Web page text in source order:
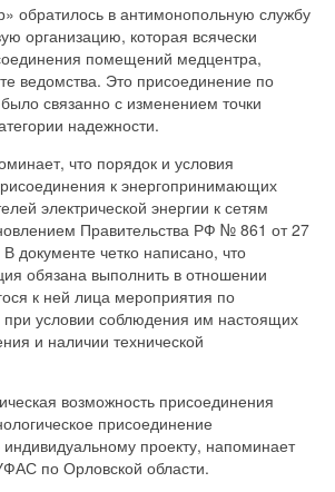
обратилось в антимонопольную службу
организацию, которая всячески
помещений медцентра,
ведомства. Это присоединение по
связанно с изменением точки
надежности.
что порядок и условия
к энергопринимающих
электрической энергии к сетям
Правительства РФ № 861 от 27
документе четко написано, что
обязана выполнить в отношении
к ней лица мероприятия по
условии соблюдения им настоящих
и наличии технической
возможность присоединения
присоединение
проекту, напоминает
по Орловской области.